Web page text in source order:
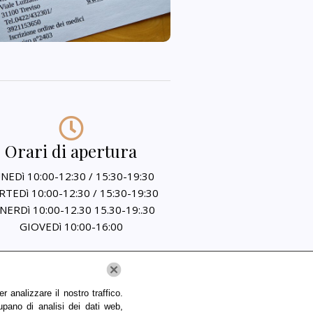
Orari di apertura
10:00-12:30 / 15:30-19:30
10:00-12:30 / 15:30-19:30
10:00-12.30 15.30-19:.30
GIOVEDì 10:00-16:00
analizzare il nostro traffico.
di analisi dei dati web,